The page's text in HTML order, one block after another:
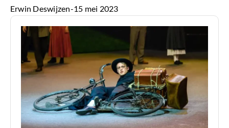
Erwin Deswijzen-15 mei 2023